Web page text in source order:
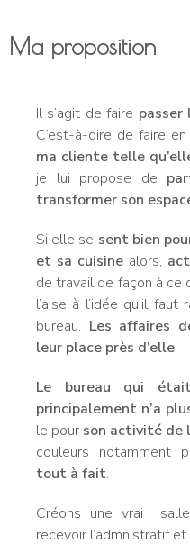
Ma proposition
Il s’agit de faire passer
C’est-à-dire de faire
ma cliente telle
je lui propose de
transformer son
Si elle se sent bien
et sa cuisine alors,
de travail de façon à ce
l’aise à l’idée qu’il
bureau. Les affaires
leur place près d’elle.
Le bureau qui
principalement n’a
le pour son activité de
couleurs notamment
tout à fait.
Créons une vrai
recevoir l’admnistratif